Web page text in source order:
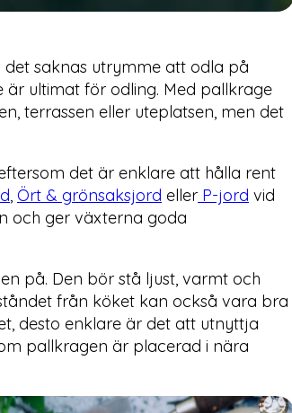
saknas utrymme att odla på
ultimat för odling. Med pallkrage
terrassen eller uteplatsen, men det
det är enklare att hålla rent
, Ört & grönsaksjord eller P-jord vid
och ger växterna goda
på. Den bör stå ljust, varmt och
från köket kan också vara bra
desto enklare är det att utnyttja
pallkragen är placerad i nära